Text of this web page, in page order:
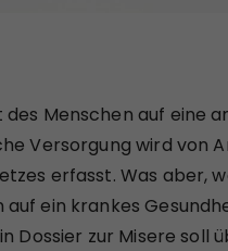
des Menschen auf eine
Versorgung wird von
erfasst. Was aber,
auf ein krankes
Dossier zur Misere soll